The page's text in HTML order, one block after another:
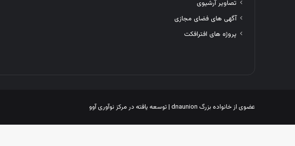
تصاویر آرشیوی
آگهی های فضای مجازی
پروژه های افترافکت
عضوی از خانواده بزرگ dnaunion | توسعه یافته در مرکز نوآوری آوو